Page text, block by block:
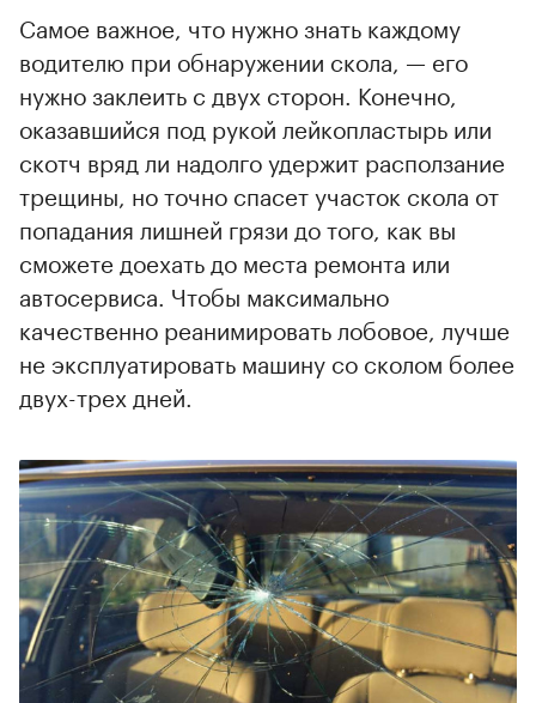
Самое важное, что нужно знать каждому
водителю при обнаружении скола, — его
нужно заклеить с двух сторон. Конечно,
оказавшийся под рукой лейкопластырь или
скотч вряд ли надолго удержит расползание
трещины, но точно спасет участок скола от
попадания лишней грязи до того, как вы
сможете доехать до места ремонта или
автосервиса. Чтобы максимально
качественно реанимировать лобовое, лучше
не эксплуатировать машину со сколом более
двух-трех дней.